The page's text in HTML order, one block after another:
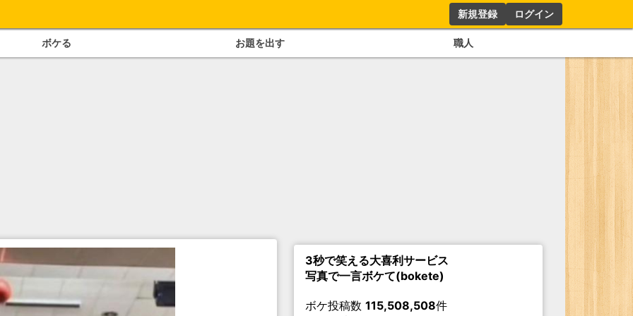
新規登録 ログイン
ボケる お題を出す 職人
3秒で笑える大喜利サービス
写真で一言ボケて(bokete)
ボケ投稿数 115,508,508件